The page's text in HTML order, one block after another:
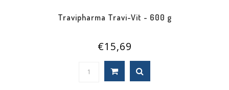
Travipharma Travi-Vit - 600 g
€15,69